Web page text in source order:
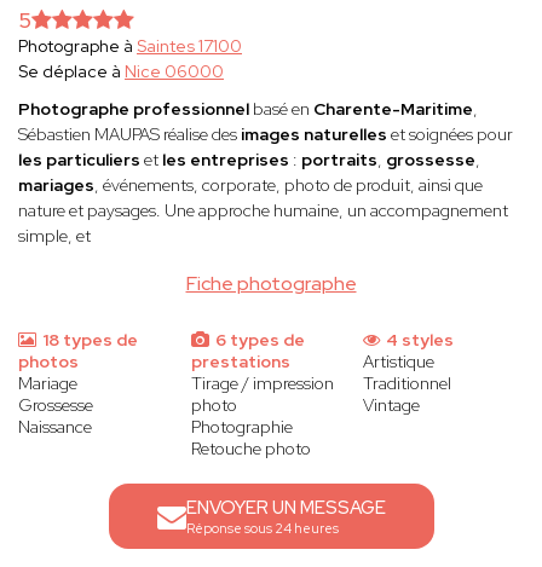
Fiche photographe
5
Photographe à Saintes 17100
Se déplace à Nice 06000
Photographe professionnel basé en Charente-Maritime,
Sébastien MAUPAS réalise des images naturelles et soignées pour
les particuliers et les entreprises : portraits, grossesse,
mariages, événements, corporate, photo de produit, ainsi que
nature et paysages. Une approche humaine, un accompagnement
simple, et
18 types de
photos
Mariage
Grossesse
Naissance
6 types de
prestations
Tirage / impression
photo
Photographie
Retouche photo
4 styles
Artistique
Traditionnel
Vintage
ENVOYER UN MESSAGE
Réponse sous 24 heures